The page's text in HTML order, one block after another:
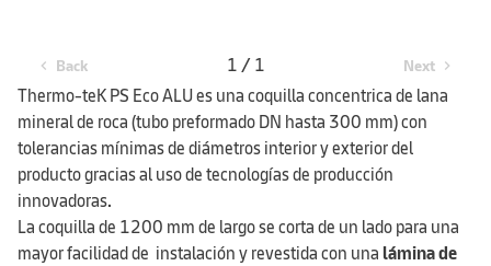
chevron_left Back 1 / 1 Next chevron_right
Thermo-teK PS Eco ALU es una coquilla concentrica de lana
mineral de roca (tubo preformado DN hasta 300 mm) con
tolerancias mínimas de diámetros interior y exterior del
producto gracias al uso de tecnologías de producción
innovadoras.
La coquilla de 1200 mm de largo se corta de un lado para una
mayor facilidad de instalación y revestida con unalámina de